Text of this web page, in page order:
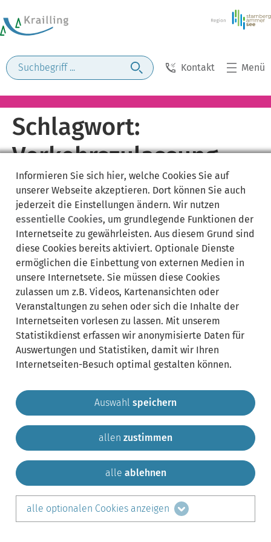
Kontakt Menü
Schlagwort:
Verkehrszulassung
Gemeinde Krailling Impressum
Sitemap
Kontakt
teilen auf:
LinkedIn
Informieren Sie sich hier, welche Cookies Sie auf
unserer Webseite akzeptieren. Dort können Sie auch
jederzeit die Einstellungen ändern. Wir nutzen
essentielle Cookies, um grundlegende Funktionen der
Internetseite zu gewährleisten. Aus diesem Grund sind
diese Cookies bereits aktiviert. Optionale Dienste
ermöglichen die Einbettung von externen Medien in
unsere Internetsete. Sie müssen diese Cookies
zulassen um z.B. Videos, Kartenansichten oder
Veranstaltungen zu sehen oder sich die Inhalte der
Internetseiten vorlesen zu lassen. Mit unserem
Statistikdienst erfassen wir anonymisierte Daten für
Auswertungen und Statistiken, damit wir Ihren
Internetseiten-Besuch optimal gestalten können.
Auswahl speichern
allen zustimmen
alle ablehnen
alle optionalen Cookies anzeigen